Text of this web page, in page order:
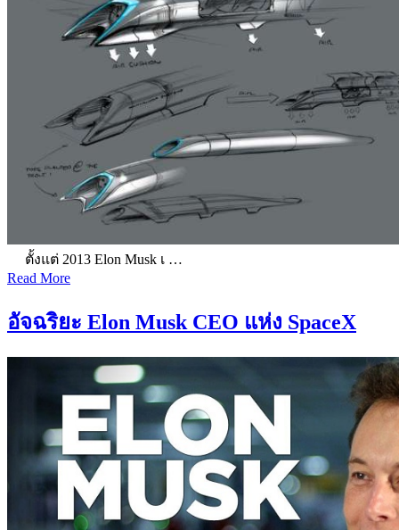
ตั้งแต่ 2013 Elon Musk เ …
Read More
อัจฉริยะ Elon Musk CEO แห่ง SpaceX